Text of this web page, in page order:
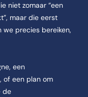
niet zomaar “een
maar die eerst
precies bereiken,
een
of een plan om
de